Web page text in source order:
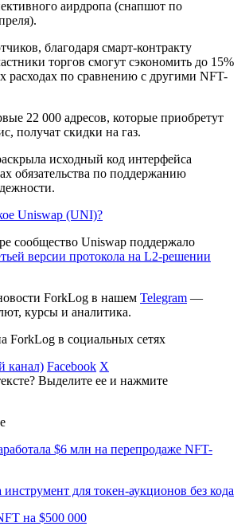
аирдропа (снапшот по
благодаря смарт-контракту
торгов смогут сэкономить до 15%
расходах по сравнению с другими NFT-
22 000 адресов, которые приобретут
получат скидки на газ.
исходный код интерфейса
обязательства по поддержанию
Uniswap (UNI)?
сообщество Uniswap поддержало
версии протокола на L2-решении
ForkLog в нашем Telegram —
курсы и аналитика.
ForkLog в социальных сетях
канал) Facebook X
Выделите ее и нажмите
$6 млн на перепродаже NFT-
для токен-аукционов без кода
на $500 000